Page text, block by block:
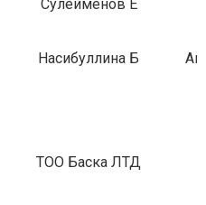
Сулейменов Е
Насибуллина Б
ТОО Баска ЛТД